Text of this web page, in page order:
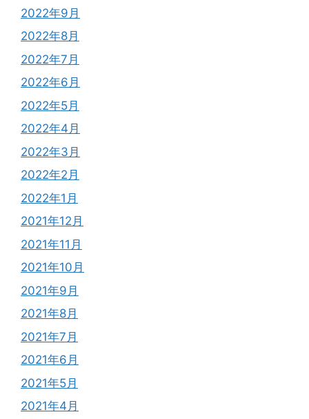
2022年9月
2022年8月
2022年7月
2022年6月
2022年5月
2022年4月
2022年3月
2022年2月
2022年1月
2021年12月
2021年11月
2021年10月
2021年9月
2021年8月
2021年7月
2021年6月
2021年5月
2021年4月